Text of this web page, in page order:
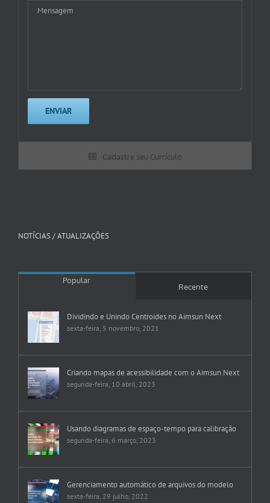
Cadastre seu Currículo
NOTÍCIAS / ATUALIZAÇÕES
Popular
Recente
Dividindo e Unindo Centroides no Aimsun Next
sexta-feira, 5 novembro, 2021
Criando mapas de acessibilidade com o Aimsun Next
segunda-feira, 10 abril, 2023
Usando diagramas de espaço-tempo para calibração
segunda-feira, 6 março, 2023
Gerenciamento automático de arquivos do modelo
sexta-feira, 29 julho, 2022